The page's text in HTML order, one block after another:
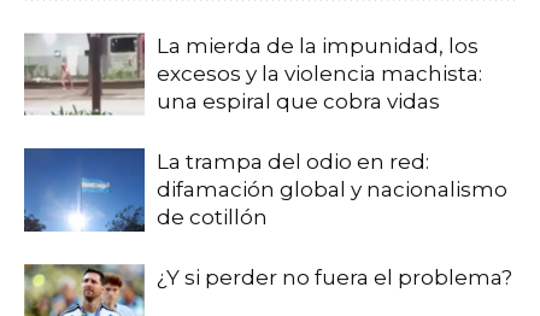
La mierda de la impunidad, los
excesos y la violencia machista:
una espiral que cobra vidas
La trampa del odio en red:
difamación global y nacionalismo
de cotillón
¿Y si perder no fuera el problema?